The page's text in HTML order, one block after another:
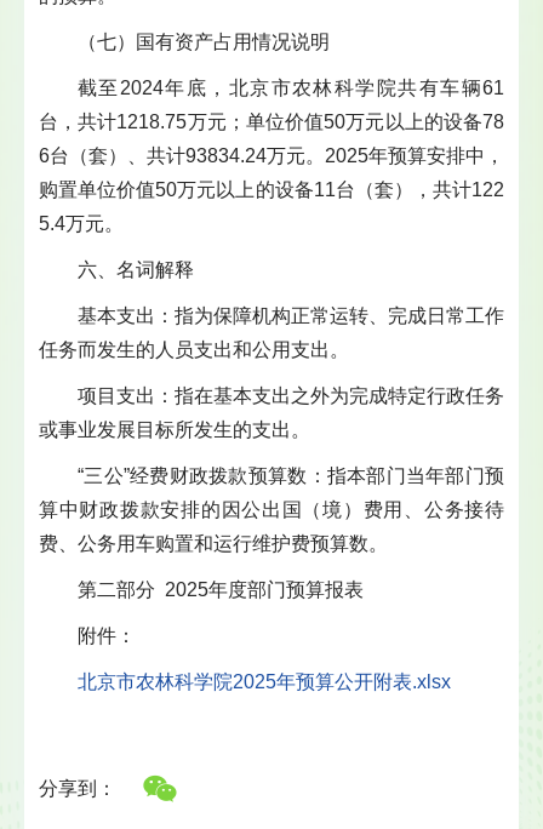
（七）国有资产占用情况说明
截至2024年底，北京市农林科学院共有车辆61
台，共计1218.75万元；单位价值50万元以上的设备78
6台（套）、共计93834.24万元。2025年预算安排中，
购置单位价值50万元以上的设备11台（套），共计122
5.4万元。
六、名词解释
基本支出：指为保障机构正常运转、完成日常工作
任务而发生的人员支出和公用支出。
项目支出：指在基本支出之外为完成特定行政任务
或事业发展目标所发生的支出。
“三公”经费财政拨款预算数：指本部门当年部门预
算中财政拨款安排的因公出国（境）费用、公务接待
费、公务用车购置和运行维护费预算数。
第二部分 2025年度部门预算报表
附件：
北京市农林科学院2025年预算公开附表.xlsx
分享到：